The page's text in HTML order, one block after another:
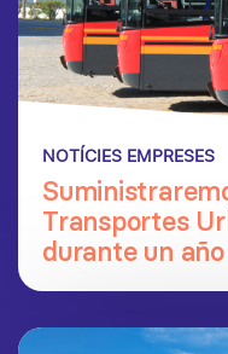
NOTÍCIES EMPRESES
Transportes
durante un año